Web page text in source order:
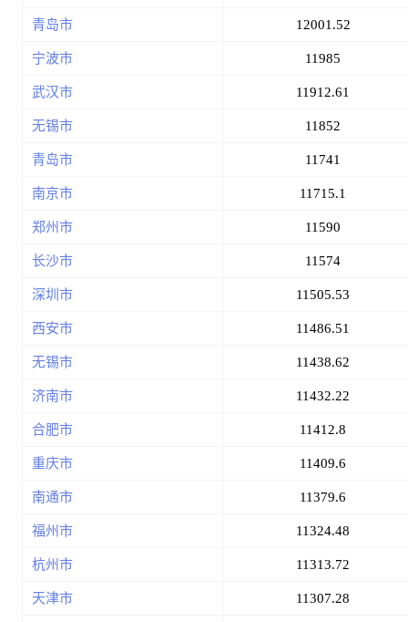
青岛市 12001.52
宁波市 11985
武汉市 11912.61
无锡市 11852
青岛市 11741
南京市 11715.1
郑州市 11590
长沙市 11574
深圳市 11505.53
西安市 11486.51
无锡市 11438.62
济南市 11432.22
合肥市 11412.8
重庆市 11409.6
南通市 11379.6
福州市 11324.48
杭州市 11313.72
天津市 11307.28